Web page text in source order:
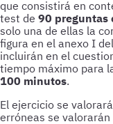
que consistirá en
test de 90 preguntas
solo una de ellas la
figura en el anexo I
incluirán en el
tiempo máximo para
100 minutos.
El ejercicio se
erróneas se